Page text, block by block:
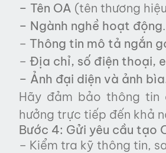
– Tên OA (tên thương
– Ngành nghề hoạt động.
– Thông tin mô tả ngắn
– Địa chỉ, số điện thoại,
– Ảnh đại diện và ảnh
Hãy đảm bảo thông tin
hưởng trực tiếp đến khả
Bước 4: Gửi yêu cầu tạo
– Kiểm tra kỹ thông tin,